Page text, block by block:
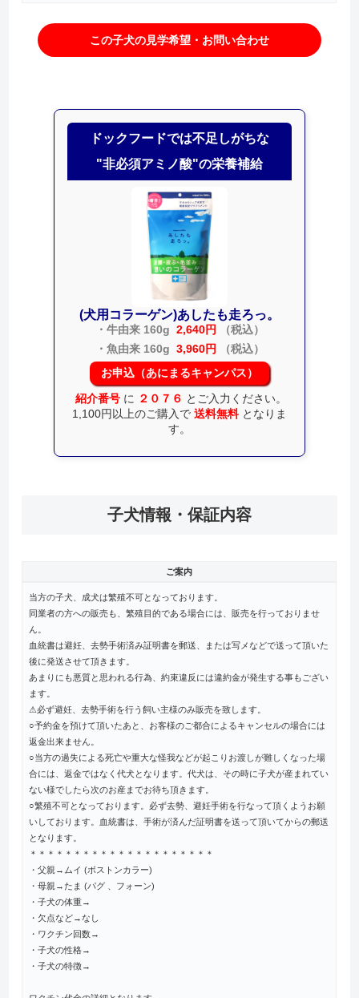
この子犬の見学希望・お問い合わせ
ドックフードでは不足しがちな
"非必須アミノ酸"の栄養補給
(犬用コラーゲン)あしたも走ろっ。
・牛由来 160g 2,640円
（税込）
・魚由来 160g 3,960円
（税込）
お申込（あにまるキャンパス）
紹介番号 に ２０７６ とご入力ください。
1,100円以上のご購入で 送料無料 となりま
す。
子犬情報・保証内容
ご案内
当方の子犬、成犬は繁殖不可となっております。
同業者の方への販売も、繁殖目的である場合には、販売を行っておりませ
ん。
血統書は避妊、去勢手術済み証明書を郵送、または写メなどで送って頂いた
後に発送させて頂きます。
あまりにも悪質と思われる行為、約束違反には違約金が発生する事もござい
ます。
⚠︎必ず避妊、去勢手術を行う飼い主様のみ販売を致します。
○予約金を預けて頂いたあと、お客様のご都合によるキャンセルの場合には
返金出来ません。
○当方の過失による死亡や重大な怪我などが起こりお渡しが難しくなった場
合には、返金ではなく代犬となります。代犬は、その時に子犬が産まれてい
ない様でしたら次のお産までお待ち頂きます。
○繁殖不可となっております。必ず去勢、避妊手術を行なって頂くようお願
いしております。血統書は、手術が済んだ証明書を送って頂いてからの郵送
となります。
＊＊＊＊＊＊＊＊＊＊＊＊＊＊＊＊＊＊＊＊＊
・父親→ムイ (ボストンカラー)
・母親→たま (パグ 、フォーン)
・子犬の体重→
・欠点など→なし
・ワクチン回数→
・子犬の性格→
・子犬の特徴→